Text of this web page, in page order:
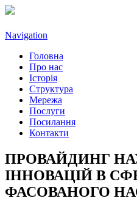
Navigation
Головна
Про нас
Історія
Структура
Мережа
Послуги
Посилання
Контакти
ПРОВАЙДИНГ
ІННОВАЦІЙ В
ФАСОВАНОГО